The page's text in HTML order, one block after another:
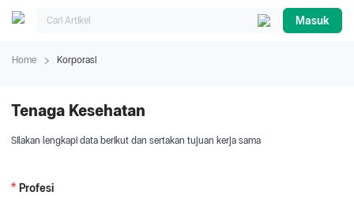
Masuk
Home Korporasi
Tenaga Kesehatan
Silakan lengkapi data berikut dan sertakan tujuan kerja sama
Profesi